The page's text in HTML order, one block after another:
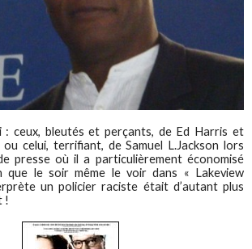
: ceux, bleutés et perçants, de Ed Harris et
celui, terrifiant, de Samuel L.Jackson lors
presse où il a particulièrement économisé
que le soir même le voir dans « Lakeview
un policier raciste était d’autant plus
!